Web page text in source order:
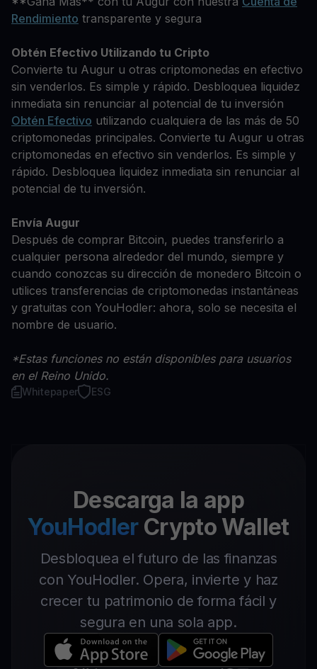
Rendimiento transparente y segura
Obtén Efectivo Utilizando tu Cripto
Convierte tu Augur u otras criptomonedas en efectivo
sin venderlos. Es simple y rápido. Desbloquea liquidez
inmediata sin renunciar al potencial de tu inversión
Obtén Efectivo utilizando cualquiera de las más de 50
criptomonedas principales. Convierte tu Augur u otras
criptomonedas en efectivo sin venderlos. Es simple y
rápido. Desbloquea liquidez inmediata sin renunciar al
potencial de tu inversión.
Envía Augur
Después de comprar Bitcoin, puedes transferirlo a
cualquier persona alrededor del mundo, siempre y
cuando conozcas su dirección de monedero Bitcoin o
utilices transferencias de criptomonedas instantáneas
y gratuitas con YouHodler: ahora, solo se necesita el
nombre de usuario.
*Estas funciones no están disponibles para usuarios
en el Reino Unido.
Whitepaper ESG
Descarga la app
YouHodler Crypto Wallet
Desbloquea el futuro de las finanzas
con YouHodler. Opera, invierte y haz
crecer tu patrimonio de forma fácil y
segura en una sola app.